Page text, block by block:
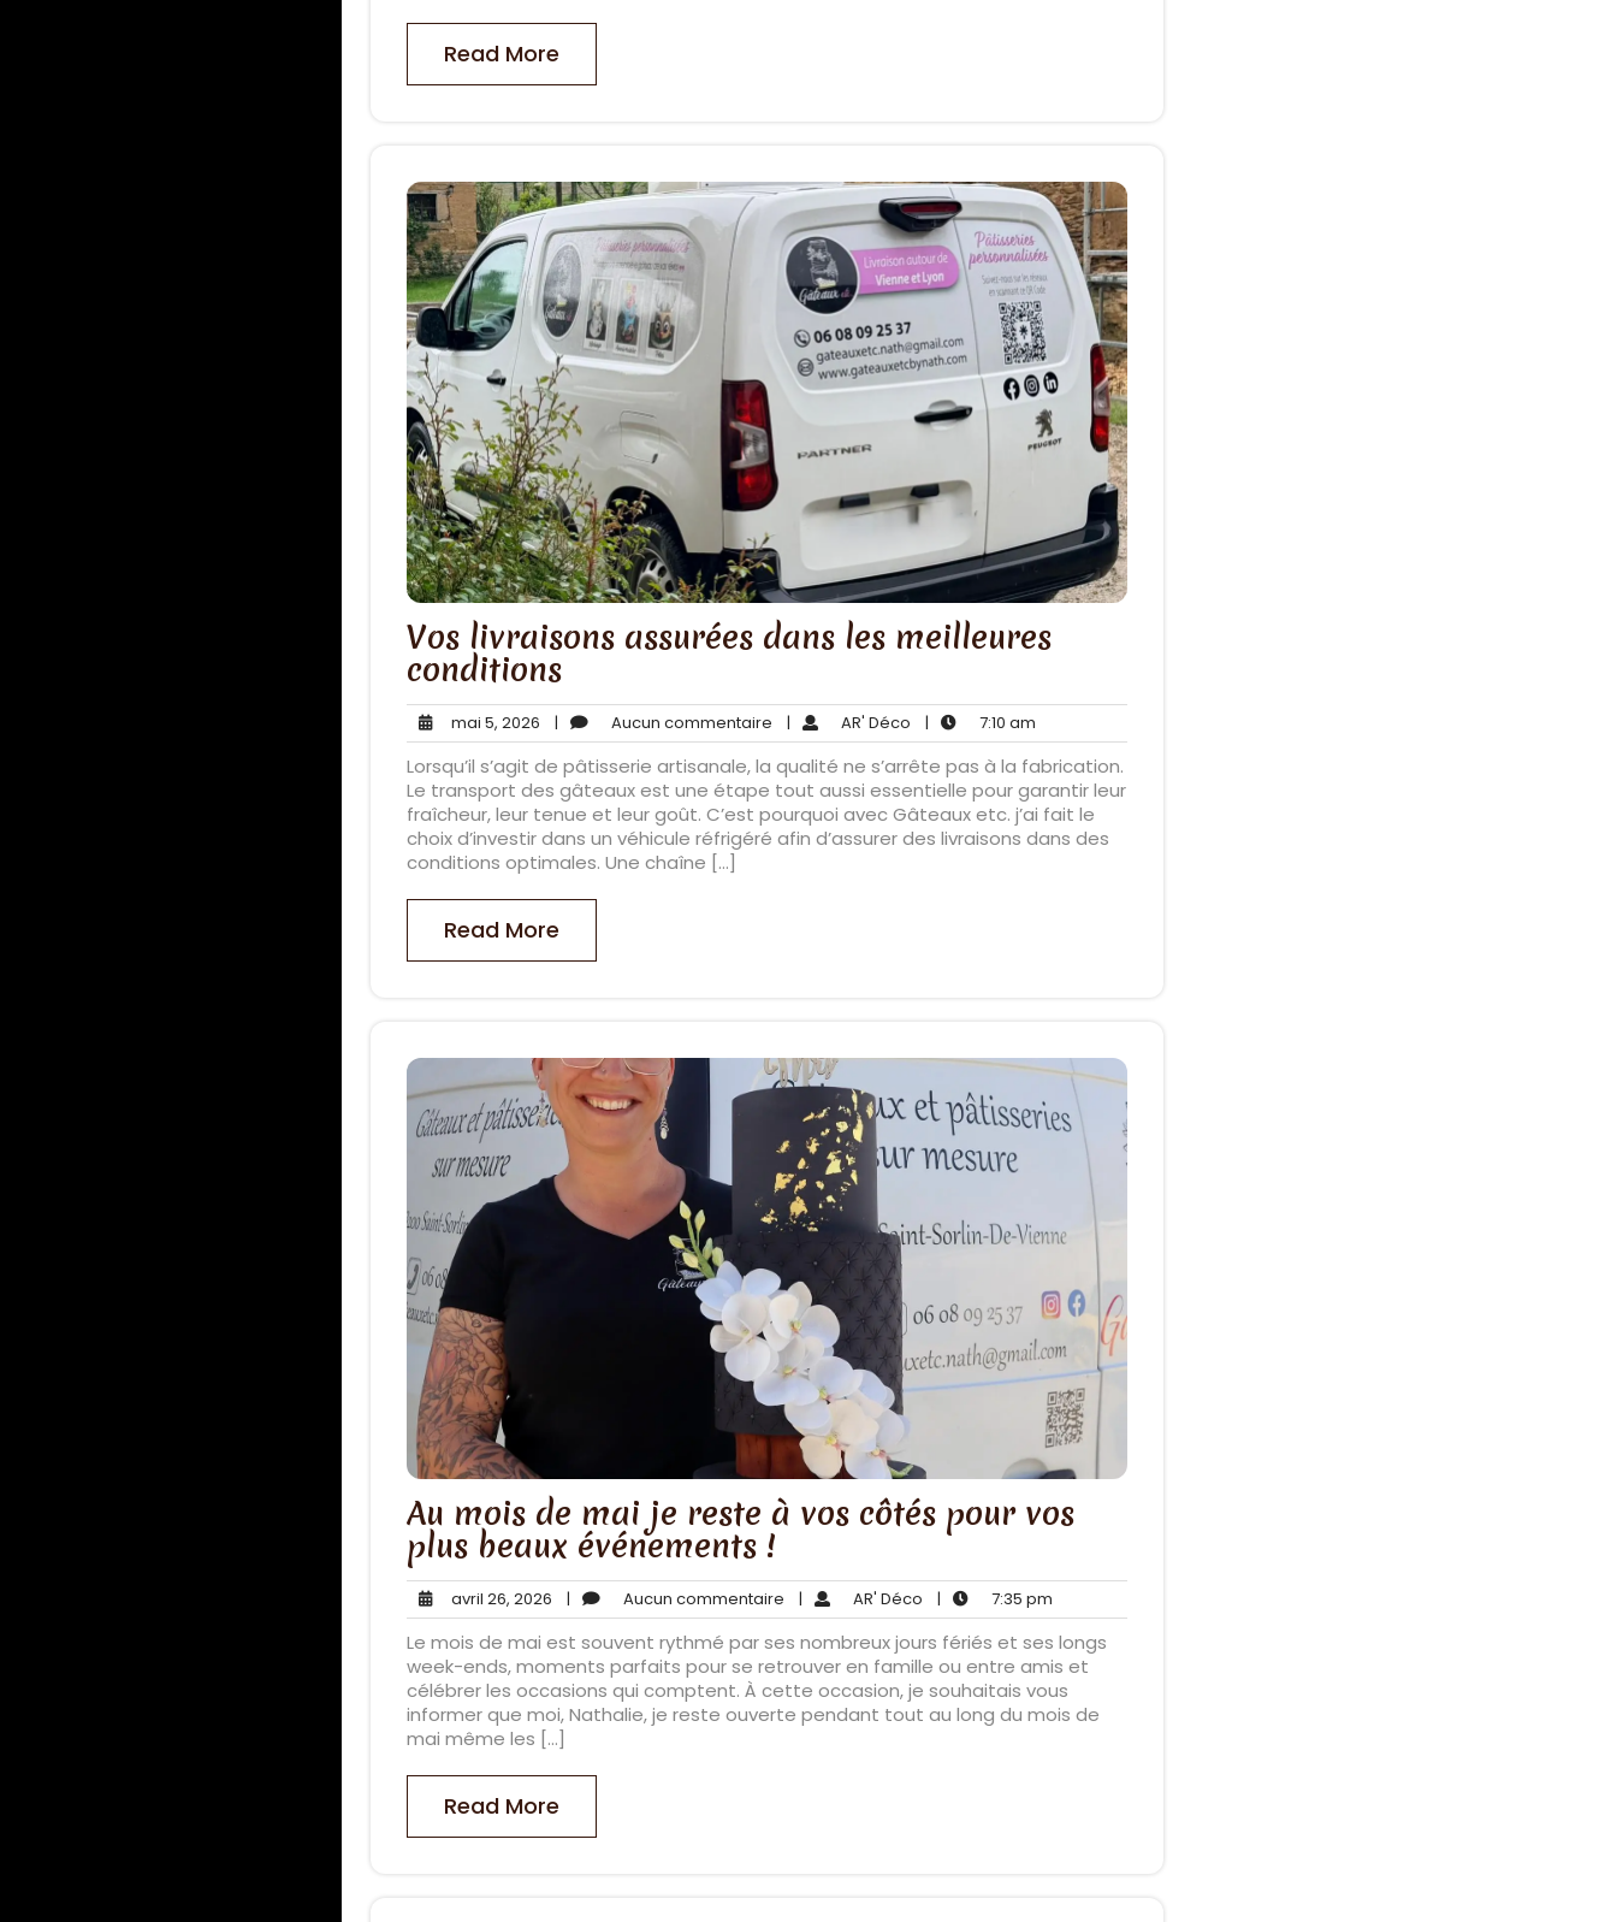
Read More
Vos livraisons assurées dans les meilleures
conditions
mai 5, 2026 mai
5,
2026
| Aucun commentaire Aucun
commentaire
| AR' Déco AR'
Déco
| 7:10 am
am
Lorsqu’il s’agit de pâtisserie artisanale, la qualité ne s’arrête pas à la fabrication.
Le transport des gâteaux est une étape tout aussi essentielle pour garantir leur
fraîcheur, leur tenue et leur goût. C’est pourquoi avec Gâteaux etc. j’ai fait le
choix d’investir dans un véhicule réfrigéré afin d’assurer des livraisons dans des
conditions optimales. Une chaîne […]
Read More
Au mois de mai je reste à vos côtés pour vos
plus beaux événements !
avril 26, 2026 avril
26,
2026
| Aucun commentaire Aucun
commentaire
| AR' Déco AR'
Déco
| 7:35 pm
pm
Le mois de mai est souvent rythmé par ses nombreux jours fériés et ses longs
week-ends, moments parfaits pour se retrouver en famille ou entre amis et
célébrer les occasions qui comptent. À cette occasion, je souhaitais vous
informer que moi, Nathalie, je reste ouverte pendant tout au long du mois de
mai même les […]
Read More